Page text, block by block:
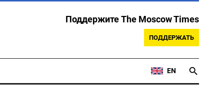
Поддержите The Moscow Times
ПОДДЕРЖАТЬ
EN